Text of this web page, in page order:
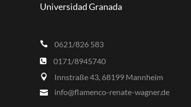
Universidad Granada
0621/826 583
0171/8945740
Innstraße 43, 68199 Mannheim
info@flamenco-renate-wagner.de